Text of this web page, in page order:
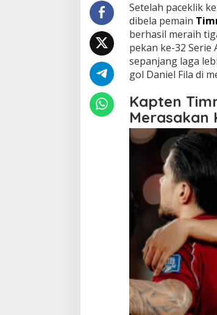
Setelah paceklik
dibela pemain
berhasil meraih
pekan ke-32 Serie
sepanjang laga
gol Daniel Fila di
Kapten
Merasakan